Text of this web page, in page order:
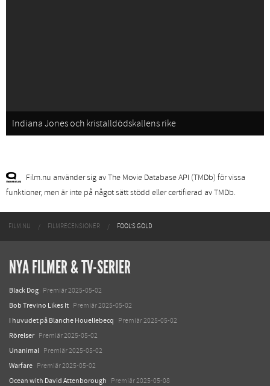
Indiana Jones och kristalldödskallens rike
Film.nu använder sig av The Movie Database API (TMDb) för vissa
funktioner, men är inte på något sätt stödd eller certifierad av TMDb.
FILM.NU FILMRECENSIONER FOOL'S GOLD
NYA FILMER & TV-SERIER
Black Dog Premiär 2025-05-02
Bob Trevino Likes It Premiär 2025-05-02
I huvudet på Blanche Houellebecq Premiär 2025-05-02
Rörelser Premiär 2025-05-02
Unanimal Premiär 2025-05-02
Warfare Premiär 2025-05-02
Ocean with David Attenborough Premiär 2025-05-08